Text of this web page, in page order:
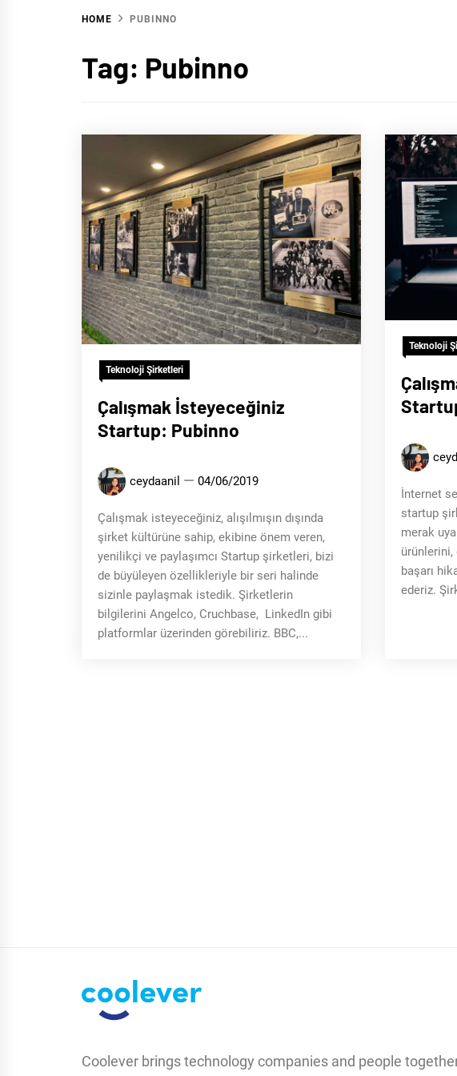
HOME PUBINNO
Tag: Pubinno
Teknoloji Şirketleri
Çalışmak İsteyeceğiniz
Startup: Pubinno
ceydaanil 04/06/2019
Çalışmak isteyeceğiniz, alışılmışın dışında
şirket kültürüne sahip, ekibine önem veren,
yenilikçi ve paylaşımcı Startup şirketleri, bizi
de büyüleyen özellikleriyle bir seri halinde
sizinle paylaşmak istedik. Şirketlerin
bilgilerini Angelco, Cruchbase, LinkedIn gibi
platformlar üzerinden görebiliriz. BBC,...
Teknoloji
İnternet
startup
merak
ürünlerini,
başarı
ederiz.
Coolever brings technology companies and people